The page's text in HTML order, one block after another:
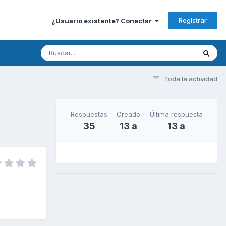
¿Usuario existente? Conectar Registrar
Toda la actividad
Respuestas
35
Creado
13 a
Última respuesta
13 a